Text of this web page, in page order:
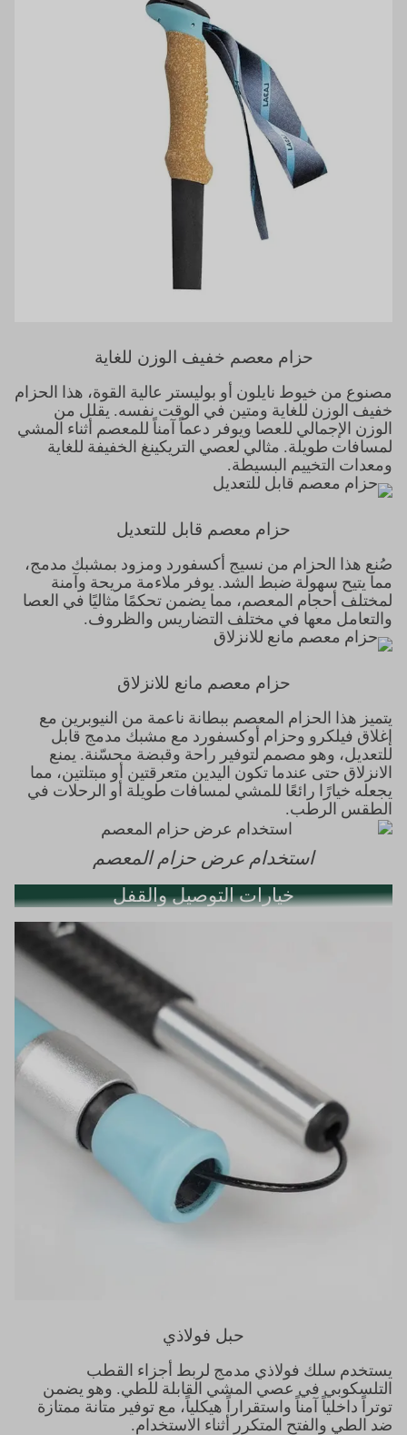
حزام معصم خفيف الوزن للغاية
مصنوع من خيوط نايلون أو بوليستر عالية القوة، هذا الحزام
خفيف الوزن للغاية ومتين في الوقت نفسه. يقلل من
الوزن الإجمالي للعصا ويوفر دعماً آمناً للمعصم أثناء المشي
لمسافات طويلة. مثالي لعصي التريكينغ الخفيفة للغاية
ومعدات التخييم البسيطة.
حزام معصم قابل للتعديل
صُنع هذا الحزام من نسيج أكسفورد ومزود بمشبك مدمج،
مما يتيح سهولة ضبط الشد. يوفر ملاءمة مريحة وآمنة
لمختلف أحجام المعصم، مما يضمن تحكمًا مثاليًا في العصا
والتعامل معها في مختلف التضاريس والظروف.
حزام معصم مانع للانزلاق
يتميز هذا الحزام المعصم ببطانة ناعمة من النيوبرين مع
إغلاق فيلكرو وحزام أوكسفورد مع مشبك مدمج قابل
للتعديل، وهو مصمم لتوفير راحة وقبضة محسّنة. يمنع
الانزلاق حتى عندما تكون اليدين متعرقتين أو مبتلتين، مما
يجعله خيارًا رائعًا للمشي لمسافات طويلة أو الرحلات في
الطقس الرطب.
استخدام عرض حزام المعصم
خيارات التوصيل والقفل
حبل فولاذي
يستخدم سلك فولاذي مدمج لربط أجزاء القطب
التلسكوبي في عصي المشي القابلة للطي. وهو يضمن
توتراً داخلياً آمناً واستقراراً هيكلياً، مع توفير متانة ممتازة
ضد الطي والفتح المتكرر أثناء الاستخدام.